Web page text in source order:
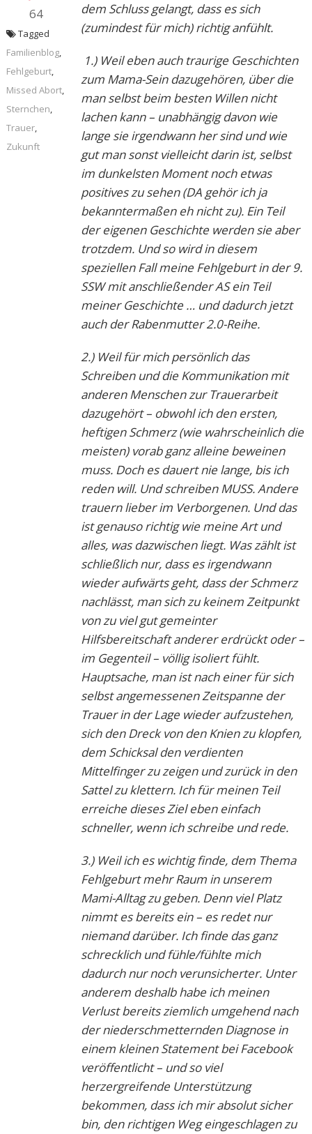
64
dem Schluss gelangt, dass es sich
(zumindest für mich) richtig anfühlt.
1.) Weil eben auch traurige Geschichten
zum Mama-Sein dazugehören, über die
man selbst beim besten Willen nicht
lachen kann – unabhängig davon wie
lange sie irgendwann her sind und wie
gut man sonst vielleicht darin ist, selbst
im dunkelsten Moment noch etwas
positives zu sehen (DA gehör ich ja
bekanntermaßen eh nicht zu). Ein Teil
der eigenen Geschichte werden sie aber
trotzdem. Und so wird in diesem
speziellen Fall meine Fehlgeburt in der 9.
SSW mit anschließender AS ein Teil
meiner Geschichte … und dadurch jetzt
auch der Rabenmutter 2.0-Reihe.
2.) Weil für mich persönlich das
Schreiben und die Kommunikation mit
anderen Menschen zur Trauerarbeit
dazugehört – obwohl ich den ersten,
heftigen Schmerz (wie wahrscheinlich die
meisten) vorab ganz alleine beweinen
muss. Doch es dauert nie lange, bis ich
reden will. Und schreiben MUSS. Andere
trauern lieber im Verborgenen. Und das
ist genauso richtig wie meine Art und
alles, was dazwischen liegt. Was zählt ist
schließlich nur, dass es irgendwann
wieder aufwärts geht, dass der Schmerz
nachlässt, man sich zu keinem Zeitpunkt
von zu viel gut gemeinter
Hilfsbereitschaft anderer erdrückt oder –
im Gegenteil – völlig isoliert fühlt.
Hauptsache, man ist nach einer für sich
selbst angemessenen Zeitspanne der
Trauer in der Lage wieder aufzustehen,
sich den Dreck von den Knien zu klopfen,
dem Schicksal den verdienten
Mittelfinger zu zeigen und zurück in den
Sattel zu klettern. Ich für meinen Teil
erreiche dieses Ziel eben einfach
schneller, wenn ich schreibe und rede.
3.) Weil ich es wichtig finde, dem Thema
Fehlgeburt mehr Raum in unserem
Mami-Alltag zu geben. Denn viel Platz
nimmt es bereits ein – es redet nur
niemand darüber. Ich finde das ganz
schrecklich und fühle/fühlte mich
dadurch nur noch verunsicherter. Unter
anderem deshalb habe ich meinen
Verlust bereits ziemlich umgehend nach
der niederschmetternden Diagnose in
einem kleinen Statement bei Facebook
veröffentlicht – und so viel
herzergreifende Unterstützung
bekommen, dass ich mir absolut sicher
bin, den richtigen Weg eingeschlagen zu
Tagged
Familienblog,
Fehlgeburt,
Missed Abort,
Sternchen,
Trauer,
Zukunft